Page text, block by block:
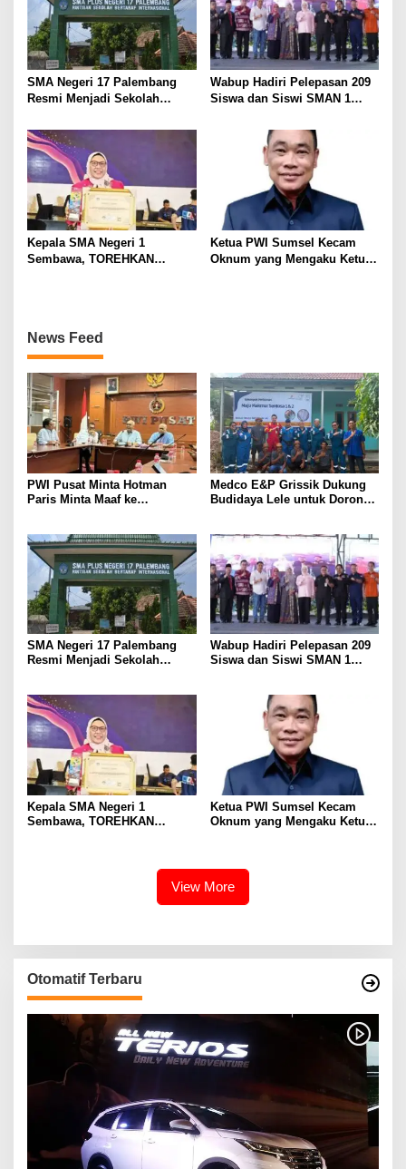
SMA Negeri 17 Palembang
Resmi Menjadi Sekolah
Wabup Hadiri Pelepasan 209
Siswa dan Siswi SMAN 1
Kepala SMA Negeri 1
Sembawa, TOREHKAN
Ketua PWI Sumsel Kecam
Oknum yang Mengaku Ketua
News Feed
PWI Pusat Minta Hotman
Paris Minta Maaf ke
Medco E&P Grissik Dukung
Budidaya Lele untuk Dorong
SMA Negeri 17 Palembang
Resmi Menjadi Sekolah
Wabup Hadiri Pelepasan 209
Siswa dan Siswi SMAN 1
Kepala SMA Negeri 1
Sembawa, TOREHKAN
Ketua PWI Sumsel Kecam
Oknum yang Mengaku Ketua
View More
Otomatif Terbaru